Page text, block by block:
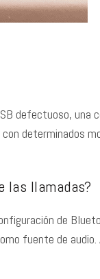
defectuoso, una
determinados
las llamadas?
de
fuente de audio.